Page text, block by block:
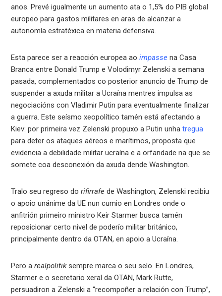
anos. Prevé igualmente un aumento ata o 1,5% do PIB global
europeo para gastos militares en aras de alcanzar a
autonomía estratéxica en materia defensiva.
Esta parece ser a reacción europea ao impasse na Casa
Branca entre Donald Trump e Volodimyr Zelenski a semana
pasada, complementados co posterior anuncio de Trump de
suspender a axuda militar a Ucraína mentres impulsa as
negociacións con Vladimir Putin para eventualmente finalizar
a guerra. Este seísmo xeopolítico tamén está afectando a
Kiev: por primeira vez Zelenski propuxo a Putin unhatregua
para deter os ataques aéreos e marítimos, proposta que
evidencia a debilidade militar ucraína e a orfandade na que se
somete coa desconexión da axuda dende Washington.
Tralo seu regreso dorifirrafe de Washington, Zelenski recibiu
o apoio unánime da UE nun cumio en Londres onde o
anfitrión primeiro ministro Keir Starmer busca tamén
reposicionar certo nivel de poderío militar británico,
principalmente dentro da OTAN, en apoio a Ucraína.
Pero arealpolitiksempre marca o seu selo. En Londres,
Starmer e o secretario xeral da OTAN, Mark Rutte,
persuadiron a Zelenski a “recompoñer a relación con Trump”,